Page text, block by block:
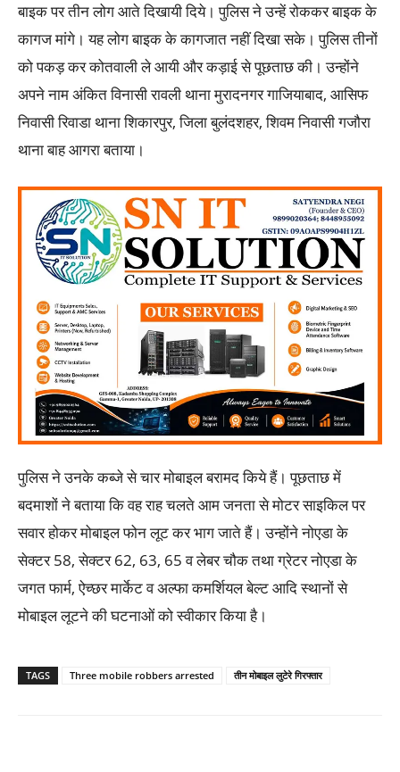
बाइक पर तीन लोग आते दिखायी दिये। पुलिस ने उन्हें रोककर बाइक के
कागज मांगे। यह लोग बाइक के कागजात नहीं दिखा सके। पुलिस तीनों
को पकड़ कर कोतवाली ले आयी और कड़ाई से पूछताछ की। उन्होंने
अपने नाम अंकित विनासी रावली थाना मुरादनगर गाजियाबाद, आसिफ
निवासी रिवाडा थाना शिकारपुर, जिला बुलंदशहर, शिवम निवासी गजौरा
थाना बाह आगरा बताया।
पुलिस ने उनके कब्जे से चार मोबाइल बरामद किये हैं। पूछताछ में
बदमाशों ने बताया कि वह राह चलते आम जनता से मोटर साइकिल पर
सवार होकर मोबाइल फोन लूट कर भाग जाते हैं। उन्होंने नोएडा के
सेक्टर 58, सेक्टर 62, 63, 65 व लेबर चौक तथा ग्रेटर नोएडा के
जगत फार्म, ऐच्छर मार्केट व अल्फा कमर्शियल बेल्ट आदि स्थानों से
मोबाइल लूटने की घटनाओं को स्वीकार किया है।
TAGS Three mobile robbers arrested तीन मोबाइल लुटेरे गिरफ्तार